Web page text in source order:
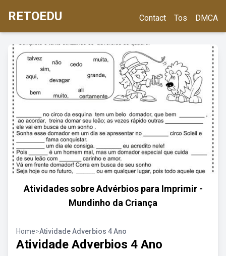
RETOEDU Contact Tos DMCA
Atividades sobre Advérbios para Imprimir -
Mundinho da Criança
Home>Atividade Adverbios 4 Ano
Atividade Adverbios 4 Ano